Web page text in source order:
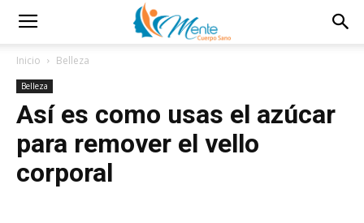
Inicio Belleza
Belleza
Así es como usas el azúcar
para remover el vello
corporal